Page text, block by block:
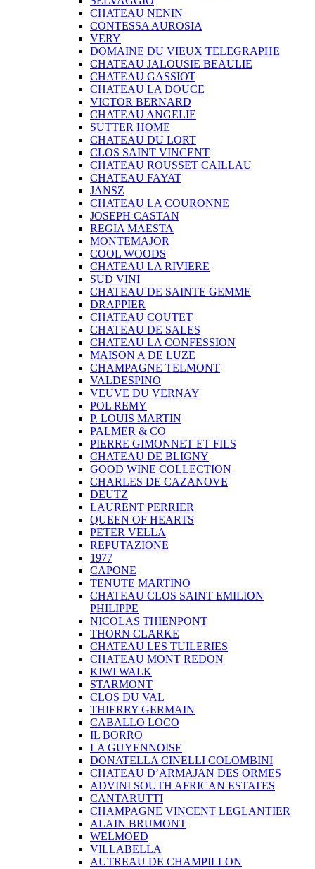
CHATEAU NENIN
CONTESSA AUROSIA
VERY
DOMAINE DU VIEUX TELEGRAPHE
CHATEAU JALOUSIE BEAULIE
CHATEAU GASSIOT
CHATEAU LA DOUCE
VICTOR BERNARD
CHATEAU ANGELIE
SUTTER HOME
CHATEAU DU LORT
CLOS SAINT VINCENT
CHATEAU ROUSSET CAILLAU
CHATEAU FAYAT
JANSZ
CHATEAU LA COURONNE
JOSEPH CASTAN
REGIA MAESTA
MONTEMAJOR
COOL WOODS
CHATEAU LA RIVIERE
SUD VINI
CHATEAU DE SAINTE GEMME
DRAPPIER
CHATEAU COUTET
CHATEAU DE SALES
CHATEAU LA CONFESSION
MAISON A DE LUZE
CHAMPAGNE TELMONT
VALDESPINO
VEUVE DU VERNAY
POL REMY
P. LOUIS MARTIN
PALMER & CO
PIERRE GIMONNET ET FILS
CHATEAU DE BLIGNY
GOOD WINE COLLECTION
CHARLES DE CAZANOVE
DEUTZ
LAURENT PERRIER
QUEEN OF HEARTS
PETER VELLA
REPUTAZIONE
1977
CAPONE
TENUTE MARTINO
CHATEAU CLOS SAINT EMILION
PHILIPPE
NICOLAS THIENPONT
THORN CLARKE
CHATEAU LES TUILERIES
CHATEAU MONT REDON
KIWI WALK
STARMONT
CLOS DU VAL
THIERRY GERMAIN
CABALLO LOCO
IL BORRO
LA GUYENNOISE
DONATELLA CINELLI COLOMBINI
CHATEAU D’ARMAJAN DES ORMES
ADVINI SOUTH AFRICAN ESTATES
CANTARUTTI
CHAMPAGNE VINCENT LEGLANTIER
ALAIN BRUMONT
WELMOED
VILLABELLA
AUTREAU DE CHAMPILLON